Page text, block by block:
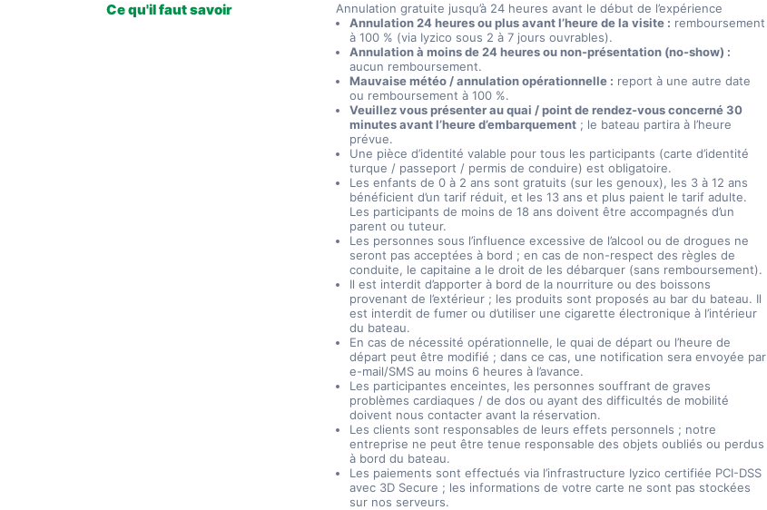
Ce qu'il faut savoir
Annulation gratuite jusqu’à 24 heures avant le début de l’expérience
Annulation 24 heures ou plus avant l’heure de la visite : remboursement
à 100 % (via Iyzico sous 2 à 7 jours ouvrables).
Annulation à moins de 24 heures ou non-présentation (no-show) :
aucun remboursement.
Mauvaise météo / annulation opérationnelle : report à une autre date
ou remboursement à 100 %.
Veuillez vous présenter au quai / point de rendez-vous concerné 30
minutes avant l’heure d’embarquement ; le bateau partira à l’heure
prévue.
Une pièce d’identité valable pour tous les participants (carte d’identité
turque / passeport / permis de conduire) est obligatoire.
Les enfants de 0 à 2 ans sont gratuits (sur les genoux), les 3 à 12 ans
bénéficient d’un tarif réduit, et les 13 ans et plus paient le tarif adulte.
Les participants de moins de 18 ans doivent être accompagnés d’un
parent ou tuteur.
Les personnes sous l’influence excessive de l’alcool ou de drogues ne
seront pas acceptées à bord ; en cas de non-respect des règles de
conduite, le capitaine a le droit de les débarquer (sans remboursement).
Il est interdit d’apporter à bord de la nourriture ou des boissons
provenant de l’extérieur ; les produits sont proposés au bar du bateau. Il
est interdit de fumer ou d’utiliser une cigarette électronique à l’intérieur
du bateau.
En cas de nécessité opérationnelle, le quai de départ ou l’heure de
départ peut être modifié ; dans ce cas, une notification sera envoyée par
e-mail/SMS au moins 6 heures à l’avance.
Les participantes enceintes, les personnes souffrant de graves
problèmes cardiaques / de dos ou ayant des difficultés de mobilité
doivent nous contacter avant la réservation.
Les clients sont responsables de leurs effets personnels ; notre
entreprise ne peut être tenue responsable des objets oubliés ou perdus
à bord du bateau.
Les paiements sont effectués via l’infrastructure Iyzico certifiée PCI-DSS
avec 3D Secure ; les informations de votre carte ne sont pas stockées
sur nos serveurs.